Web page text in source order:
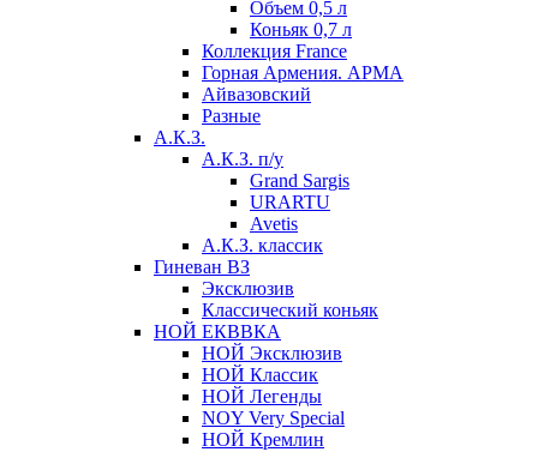
Объем 0,5 л
Коньяк 0,7 л
Коллекция France
Горная Армения. АРМА
Айвазовский
Разные
А.К.З.
А.К.З. п/у
Grand Sargis
URARTU
Avetis
А.К.З. классик
Гиневан ВЗ
Эксклюзив
Классический коньяк
НОЙ ЕКВВКА
НОЙ Эксклюзив
НОЙ Классик
НОЙ Легенды
NOY Very Speсial
НОЙ Кремлин